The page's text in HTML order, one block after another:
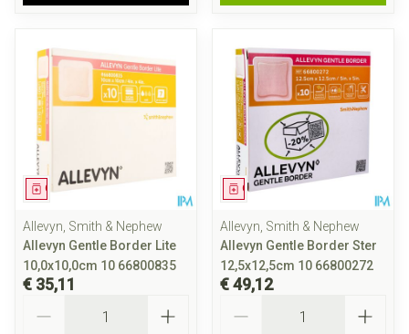
Geneesmiddel
Allevyn, Smith & Nephew
Allevyn Gentle Border Lite
10,0x10,0cm 10 66800835
€ 35,11
Geneesmiddel
Allevyn, Smith & Nephew
Allevyn Gentle Border Ster
12,5x12,5cm 10 66800272
€ 49,12